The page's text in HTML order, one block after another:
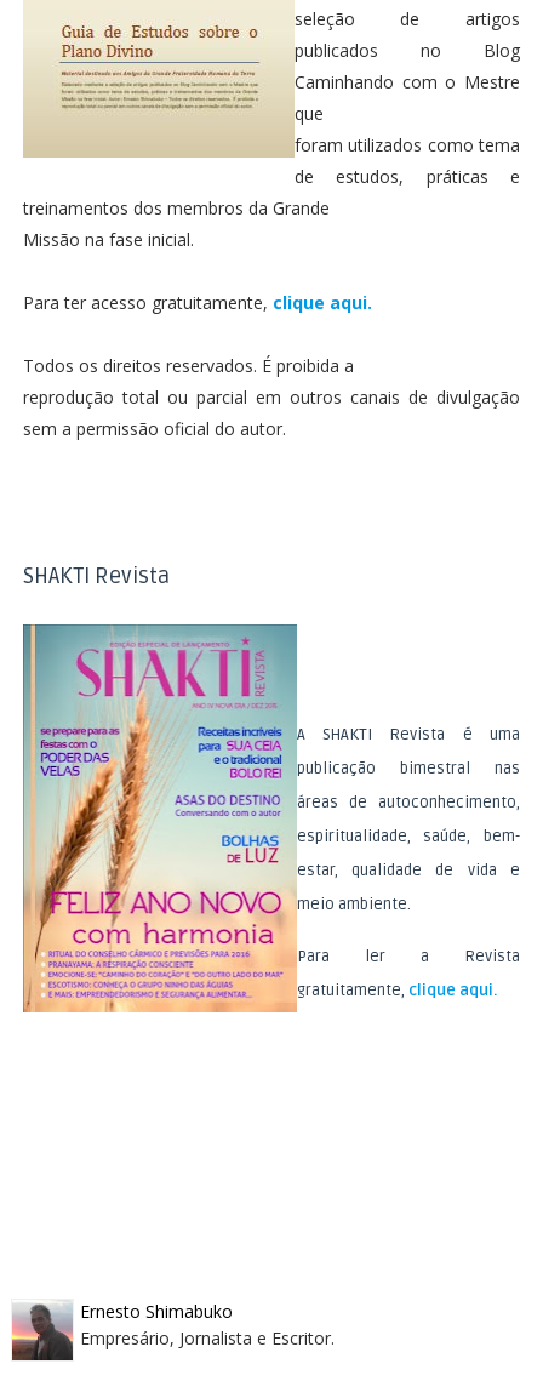
seleção de artigos
publicados no Blog
Caminhando com o Mestre
que
foram utilizados como tema
de estudos, práticas e
treinamentos dos membros da Grande
Missão na fase inicial.
Para ter acesso gratuitamente, clique aqui.
Todos os direitos reservados. É proibida a
reprodução total ou parcial em outros canais de divulgação
sem a permissão oficial do autor.
SHAKTI Revista
A SHAKTI Revista é uma
publicação bimestral nas
áreas de autoconhecimento,
espiritualidade, saúde, bem-
estar, qualidade de vida e
meio ambiente.
Para ler a Revista
gratuitamente, clique aqui.
Ernesto Shimabuko
Empresário, Jornalista e Escritor.